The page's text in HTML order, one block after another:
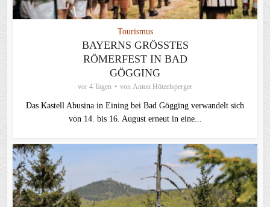
Tourismus
BAYERNS GRÖSSTES R
ÖMERFEST IN BAD G
ÖGGING
vor 4 Tagen von Anton Hötzelsperger
Das Kastell Abusina in Eining bei Bad Gögging verwandelt sich
von 14. bis 16. August erneut in eine...